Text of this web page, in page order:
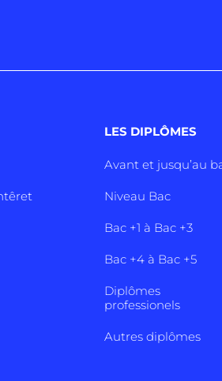
LES DIPLÔMES
Avant et jusqu’au
Niveau Bac
Bac +1 à Bac +3
Bac +4 à Bac +5
Diplômes
professionels
Autres diplômes